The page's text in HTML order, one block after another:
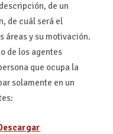
de un
de cuál será el
áreas y su motivación.
de los agentes
que ocupa la
solamente en un
escargar